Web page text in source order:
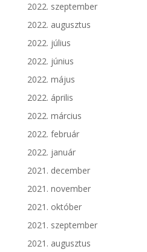
2022. szeptember
2022. augusztus
2022. július
2022. június
2022. május
2022. április
2022. március
2022. február
2022. január
2021. december
2021. november
2021. október
2021. szeptember
2021. augusztus